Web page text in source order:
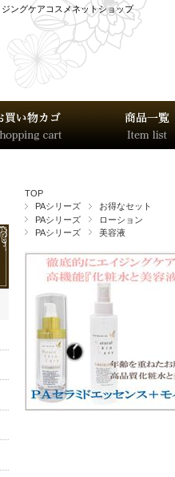
ングケアコスメネットショップ
TOP
PAシリーズ
お得なセット
PAシリーズ
ローション
PAシリーズ
美容液